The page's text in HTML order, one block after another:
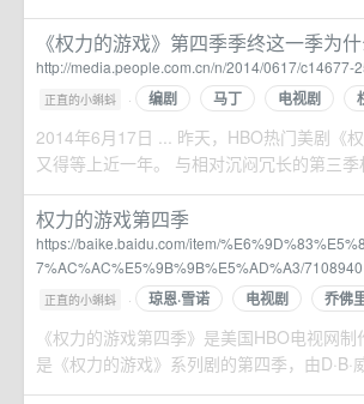
《权力的游戏》第四季季终这一季为
http://media.people.com.cn/n/2014/0617/c14677-
正直的小蝌蚪 · 编剧 马丁 电视剧
2014年6月17日 ... 昨天，HBO热门美剧《
又得等上近一年。 与相对沉闷冗长的第三
权力的游戏第四季
https://baike.baidu.com/item/
7%AC%AC%E5%9B%9B%E5%AD%A3/7108940
正直的小蝌蚪 · 琼恩·雪诺 电视剧 乔佛
《权力的游戏第四季》是美国HBO电视网
是《权力的游戏》系列剧的第四季，由